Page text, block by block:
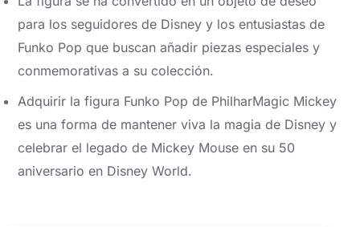
para los seguidores de Disney y los entusiastas de
Funko Pop que buscan añadir piezas especiales y
conmemorativas a su colección.
Adquirir la figura Funko Pop de PhilharMagic Mickey
es una forma de mantener viva la magia de Disney y
celebrar el legado de Mickey Mouse en su 50
aniversario en Disney World.